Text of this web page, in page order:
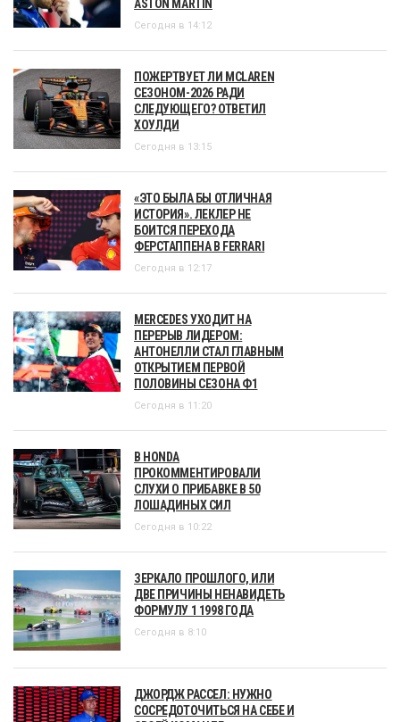
ASTON MARTIN
Сегодня в 14:12
ПОЖЕРТВУЕТ ЛИ MCLAREN
СЕЗОНОМ-2026 РАДИ
СЛЕДУЮЩЕГО? ОТВЕТИЛ
ХОУЛДИ
Сегодня в 13:15
«ЭТО БЫЛА БЫ ОТЛИЧНАЯ
ИСТОРИЯ». ЛЕКЛЕР НЕ
БОИТСЯ ПЕРЕХОДА
ФЕРСТАППЕНА В FERRARI
Сегодня в 12:17
MERCEDES УХОДИТ НА
ПЕРЕРЫВ ЛИДЕРОМ:
АНТОНЕЛЛИ СТАЛ ГЛАВНЫМ
ОТКРЫТИЕМ ПЕРВОЙ
ПОЛОВИНЫ СЕЗОНА Ф1
Сегодня в 11:20
В HONDA
ПРОКОММЕНТИРОВАЛИ
СЛУХИ О ПРИБАВКЕ В 50
ЛОШАДИНЫХ СИЛ
Сегодня в 10:22
ЗЕРКАЛО ПРОШЛОГО, ИЛИ
ДВЕ ПРИЧИНЫ НЕНАВИДЕТЬ
ФОРМУЛУ 1 1998 ГОДА
Сегодня в 8:10
ДЖОРДЖ РАССЕЛ: НУЖНО
СОСРЕДОТОЧИТЬСЯ НА СЕБЕ И